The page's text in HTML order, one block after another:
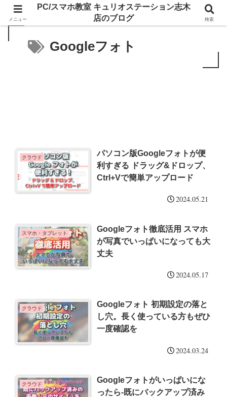
Googleフォト
クラウド
パソコン版Googleフォトが便
利すぎる ドラッグ&ドロップ、
Ctrl+Vで簡単アップロード
2024.05.21
スマホ・タブレット
Googleフォト徹底活用 スマホ
が写真でいっぱいになっても大
丈夫
2024.05.17
クラウド
Googleフォト 初期設定の落と
し穴。長く使っている方もぜひ
一度確認を
2024.03.24
クラウド
Googleフォトがいっぱいにな
ったら-既にバックアップ済み
メニュー
PC/スマホ教室 キュリオステーション志木
店のブログ
検索